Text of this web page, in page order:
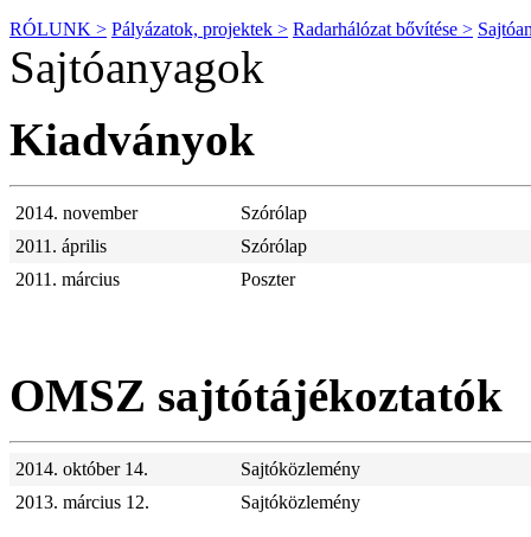
RÓLUNK > Pályázatok, projektek > Radarhálózat bővítése >
Sajtóanyagok
Kiadványok
2014. november
Szórólap
2011. április
Szórólap
2011. március
Poszter
OMSZ sajtótájékoztatók
2014. október 14.
Sajtóközlemény
2013. március 12.
Sajtóközlemény